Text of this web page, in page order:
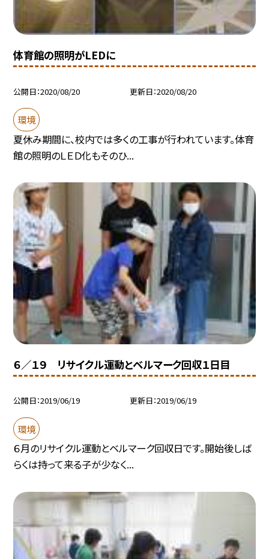
体育館の照明がLEDに
公開日 2020/08/20 更新日 2020/08/20
環境
夏休み期間に、校内では多くの工事が行われています。体育
館の照明のＬＥＤ化もそのひ...
６／１９ リサイクル運動とベルマーク回収１日目
公開日 2019/06/19 更新日 2019/06/19
環境
６月のリサイクル運動とベルマーク回収日です。開始後しば
らくは持って来る子が少なく...